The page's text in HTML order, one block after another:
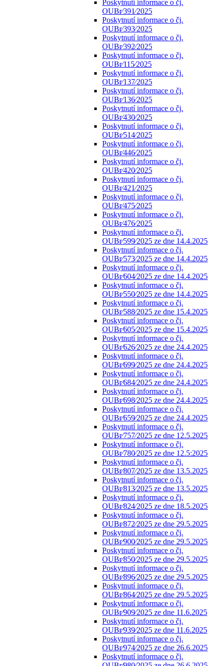
Poskytnutí informace o čj.
OUBr⁄391⁄2025
Poskytnutí informace o čj.
OUBr⁄393⁄2025
Poskytnutí informace o čj.
OUBr⁄392⁄2025
Poskytnutí informace o čj.
OUBr⁄115⁄2025
Poskytnutí informace o čj.
OUBr⁄137⁄2025
Poskytnutí informace o čj.
OUBr⁄136⁄2025
Poskytnutí informace o čj.
OUBr⁄430⁄2025
Poskytnutí informace o čj.
OUBr⁄514⁄2025
Poskytnutí informace o čj.
OUBr⁄446⁄2025
Poskytnutí informace o čj.
OUBr⁄420⁄2025
Poskytnutí informace o čj.
OUBr⁄421⁄2025
Poskytnutí informace o čj.
OUBr⁄475⁄2025
Poskytnutí informace o čj.
OUBr⁄476⁄2025
Poskytnutí informace o čj.
OUBr⁄599⁄2025 ze dne 14.4.2025
Poskytnutí informace o čj.
OUBr⁄573⁄2025 ze dne 14.4.2025
Poskytnutí informace o čj.
OUBr⁄604⁄2025 ze dne 14.4.2025
Poskytnutí informace o čj.
OUBr⁄550⁄2025 ze dne 14.4.2025
Poskytnutí informace o čj.
OUBr⁄588⁄2025 ze dne 15.4.2025
Poskytnutí informace o čj.
OUBr⁄605⁄2025 ze dne 15.4.2025
Poskytnutí informace o čj.
OUBr⁄626⁄2025 ze dne 24.4.2025
Poskytnutí informace o čj.
OUBr⁄699⁄2025 ze dne 24.4.2025
Poskytnutí informace o čj.
OUBr⁄684⁄2025 ze dne 24.4.2025
Poskytnutí informace o čj.
OUBr⁄698⁄2025 ze dne 24.4.2025
Poskytnutí informace o čj.
OUBr⁄659⁄2025 ze dne 24.4.2025
Poskytnutí informace o čj.
OUBr⁄757⁄2025 ze dne 12.5.2025
Poskytnutí informace o čj.
OUBr⁄780⁄2025 ze dne 12.5:2025
Poskytnutí informace o čj.
OUBr⁄807⁄2025 ze dne 13.5.2025
Poskytnutí informace o čj.
OUBr⁄813⁄2025 ze dne 13.5.2025
Poskytnutí informace o čj.
OUBr⁄824⁄2025 ze dne 18.5.2025
Poskytnutí informace o čj.
OUBr⁄872⁄2025 ze dne 29.5.2025
Poskytnutí informace o čj.
OUBr⁄900⁄2025 ze dne 29.5.2025
Poskytnutí informace o čj.
OUBr⁄850⁄2025 ze dne 29.5.2025
Poskytnutí informace o čj.
OUBr⁄896⁄2025 ze dne 29.5.2025
Poskytnutí informace o čj.
OUBr⁄864⁄2025 ze dne 29.5.2025
Poskytnutí informace o čj.
OUBr⁄909⁄2025 ze dne 11.6.2025
Poskytnutí informace o čj.
OUBr⁄939⁄2025 ze dne 11.6.2025
Poskytnutí informace o čj.
OUBr⁄974⁄2025 ze dne 26.6.2025
Poskytnutí informace o čj.